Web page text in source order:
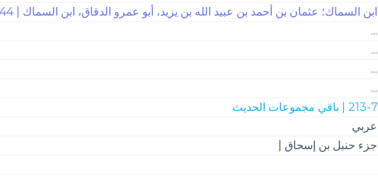
ابن السماك؛ عثمان بن أحمد بن عبيد الله بن يزيد، أبو عمرو الدقاق، ابن السماك | 344
...
...
...
...
213-7 | باقي مجموعات الحديث
عربي
جزء حنبل بن إسحاق